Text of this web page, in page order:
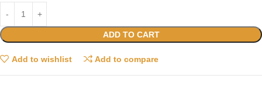
ADD TO CART
Add to wishlist Add to compare